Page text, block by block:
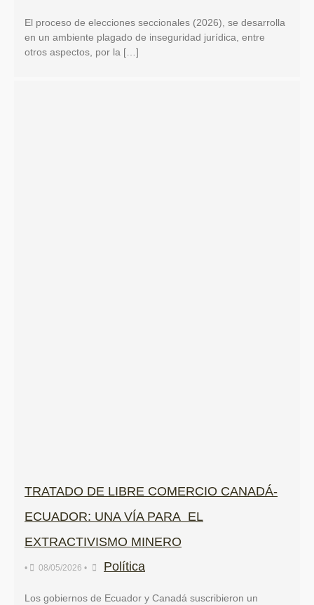
El proceso de elecciones seccionales (2026), se desarrolla
en un ambiente plagado de inseguridad jurídica, entre
otros aspectos, por la […]
TRATADO DE LIBRE COMERCIO CANADÁ-
ECUADOR: UNA VÍA PARA EL
EXTRACTIVISMO MINERO
• 08/05/2026 • Política
Los gobiernos de Ecuador y Canadá suscribieron un